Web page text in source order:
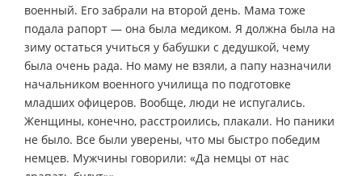
военный. Его забрали на второй день. Мама тоже
подала рапорт — она была медиком. Я должна была на
зиму остаться учиться у бабушки с дедушкой, чему
была очень рада. Но маму не взяли, а папу назначили
начальником военного училища по подготовке
младших офицеров. Вообще, люди не испугались.
Женщины, конечно, расстроились, плакали. Но паники
не было. Все были уверены, что мы быстро победим
немцев. Мужчины говорили: «Да немцы от нас